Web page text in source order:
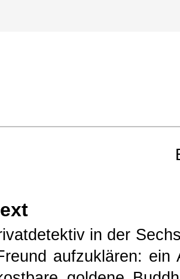
in der
aufzuklären: ein